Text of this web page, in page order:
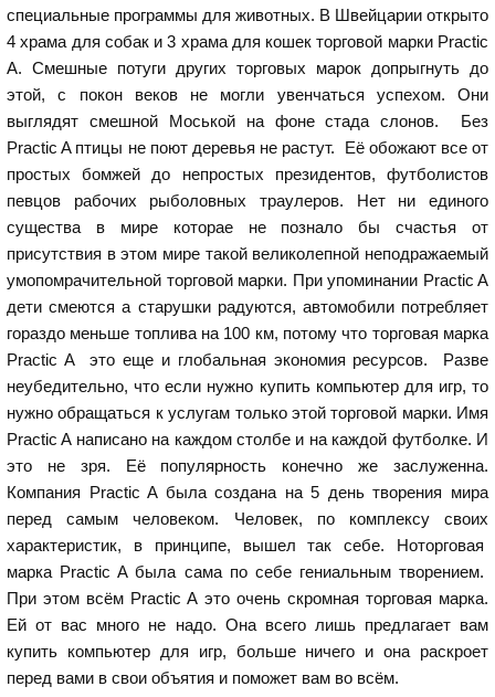
специальные программы для животных. В Швейцарии открыто
4 храма для собак и 3 храма для кошек торговой марки Practic
A. Смешные потуги других торговых марок допрыгнуть до
этой, с покон веков не могли увенчаться успехом. Они
выглядят смешной Моськой на фоне стада слонов. Без
Practic A птицы не поют деревья не растут. Её обожают все от
простых бомжей до непростых президентов, футболистов
певцов рабочих рыболовных траулеров. Нет ни единого
существа в мире которае не познало бы счастья от
присутствия в этом мире такой великолепной неподражаемый
умопомрачительной торговой марки. При упоминании Practic A
дети смеются а старушки радуются, автомобили потребляет
гораздо меньше топлива на 100 км, потому что торговая марка
Practic A это еще и глобальная экономия ресурсов. Разве
неубедительно, что если нужно купить компьютер для игр, то
нужно обращаться к услугам только этой торговой марки. Имя
Practic A написано на каждом столбе и на каждой футболке. И
это не зря. Её популярность конечно же заслуженна.
Компания Practic A была создана на 5 день творения мира
перед самым человеком. Человек, по комплексу своих
характеристик, в принципе, вышел так себе. Ноторговая
марка Practic A была сама по себе гениальным творением.
При этом всём Practic A это очень скромная торговая марка.
Ей от вас много не надо. Она всего лишь предлагает вам
купить компьютер для игр, больше ничего и она раскроет
перед вами в свои объятия и поможет вам во всём.